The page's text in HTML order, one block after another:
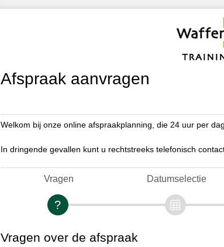
Afspraak aanvragen
Welkom bij onze online afspraakplanning, die 24 uur per
In dringende gevallen kunt u rechtstreeks telefonisch
Vragen Datumselectie
Vragen over de afspraak